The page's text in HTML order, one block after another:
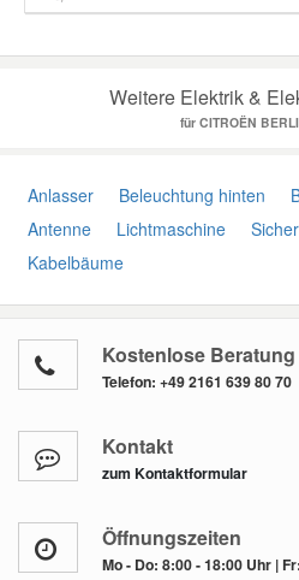
Weitere Elektrik &
für CITROËN
Anlasser Beleuchtung hinten
Antenne
Lichtmaschine
Kabelbäume
Kostenlose Beratung
Telefon: +49 2161 639 80 70
Kontakt
zum Kontaktformular
Öffnungszeiten
Mo - Do: 8:00 - 18:00 Uhr |